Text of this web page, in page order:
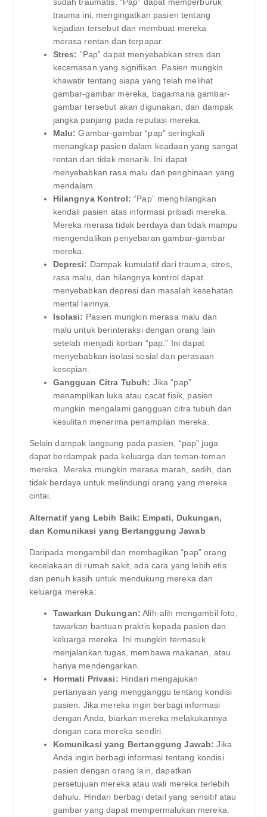
sudah traumatis. “Pap” dapat memperburuk
trauma ini, mengingatkan pasien tentang
kejadian tersebut dan membuat mereka
merasa rentan dan terpapar.
Stres: “Pap” dapat menyebabkan stres dan
kecemasan yang signifikan. Pasien mungkin
khawatir tentang siapa yang telah melihat
gambar-gambar mereka, bagaimana gambar-
gambar tersebut akan digunakan, dan dampak
jangka panjang pada reputasi mereka.
Malu: Gambar-gambar “pap” seringkali
menangkap pasien dalam keadaan yang sangat
rentan dan tidak menarik. Ini dapat
menyebabkan rasa malu dan penghinaan yang
mendalam.
Hilangnya Kontrol: “Pap” menghilangkan
kendali pasien atas informasi pribadi mereka.
Mereka merasa tidak berdaya dan tidak mampu
mengendalikan penyebaran gambar-gambar
mereka.
Depresi: Dampak kumulatif dari trauma, stres,
rasa malu, dan hilangnya kontrol dapat
menyebabkan depresi dan masalah kesehatan
mental lainnya.
Isolasi: Pasien mungkin merasa malu dan
malu untuk berinteraksi dengan orang lain
setelah menjadi korban “pap.” Ini dapat
menyebabkan isolasi sosial dan perasaan
kesepian.
Gangguan Citra Tubuh: Jika “pap”
menampilkan luka atau cacat fisik, pasien
mungkin mengalami gangguan citra tubuh dan
kesulitan menerima penampilan mereka.
Selain dampak langsung pada pasien, “pap” juga
dapat berdampak pada keluarga dan teman-teman
mereka. Mereka mungkin merasa marah, sedih, dan
tidak berdaya untuk melindungi orang yang mereka
cintai.
Alternatif yang Lebih Baik: Empati, Dukungan,
dan Komunikasi yang Bertanggung Jawab
Daripada mengambil dan membagikan “pap” orang
kecelakaan di rumah sakit, ada cara yang lebih etis
dan penuh kasih untuk mendukung mereka dan
keluarga mereka:
Tawarkan Dukungan: Alih-alih mengambil foto,
tawarkan bantuan praktis kepada pasien dan
keluarga mereka. Ini mungkin termasuk
menjalankan tugas, membawa makanan, atau
hanya mendengarkan.
Hormati Privasi: Hindari mengajukan
pertanyaan yang mengganggu tentang kondisi
pasien. Jika mereka ingin berbagi informasi
dengan Anda, biarkan mereka melakukannya
dengan cara mereka sendiri.
Komunikasi yang Bertanggung Jawab: Jika
Anda ingin berbagi informasi tentang kondisi
pasien dengan orang lain, dapatkan
persetujuan mereka atau wali mereka terlebih
dahulu. Hindari berbagi detail yang sensitif atau
gambar yang dapat mempermalukan mereka.